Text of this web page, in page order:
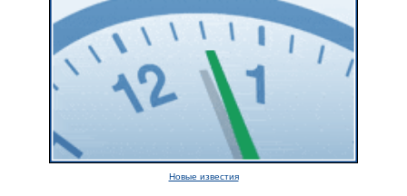
Новые известия